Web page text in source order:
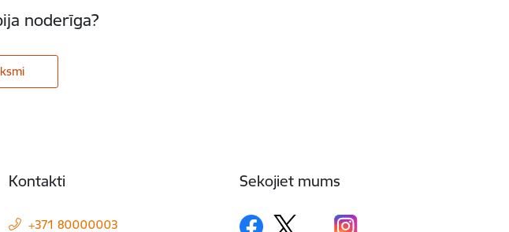
noderīga?
Kontakti
+371 80000003
Sekojiet mums